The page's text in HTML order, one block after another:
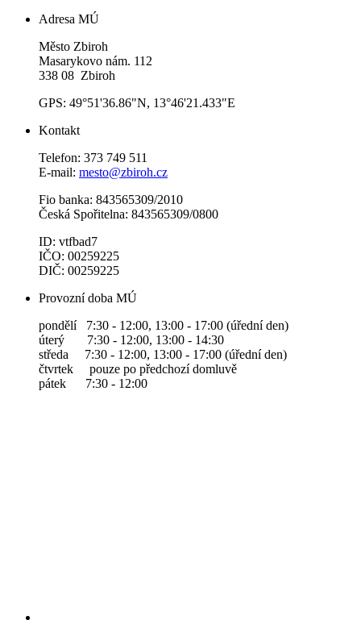
Adresa MÚ
Město Zbiroh
Masarykovo nám. 112
338 08 Zbiroh
GPS: 49°51'36.86"N, 13°46'21.433"E
Kontakt
Telefon: 373 749 511
E-mail: mesto@zbiroh.cz
Fio banka: 843565309/2010
Česká Spořitelna: 843565309/0800
ID: vtfbad7
IČO: 00259225
DIČ: 00259225
Provozní doba MÚ
pondělí 7:30 - 12:00, 13:00 - 17:00 (úřední den)
úterý 7:30 - 12:00, 13:00 - 14:30
středa 7:30 - 12:00, 13:00 - 17:00 (úřední den)
čtvrtek pouze po předchozí domluvě
pátek 7:30 - 12:00